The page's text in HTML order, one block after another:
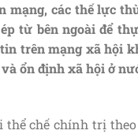
các thế lực
từ bên ngoài để
trên mạng xã hội
ổn định xã hội ở
chế chính trị